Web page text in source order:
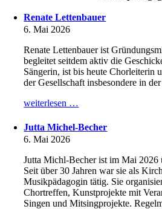
Renate Lettenbauer
6. Mai 2026
Renate Lettenbauer ist
begleitet seitdem aktiv die
Sängerin, ist bis heute Chorleiterin
der Gesellschaft insbesondere in
weiterlesen …
Jutta Michel-Becher
6. Mai 2026
Jutta Michl-Becher ist im Mai 2026
Seit über 30 Jahren war sie als
Musikpädagogin tätig. Sie
Chortreffen, Kunstprojekte mit
Singen und Mitsingprojekte.